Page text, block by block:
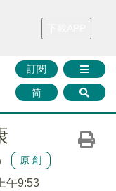
財華證券 媒體矩陣
訂閱
简
原創
午9:53